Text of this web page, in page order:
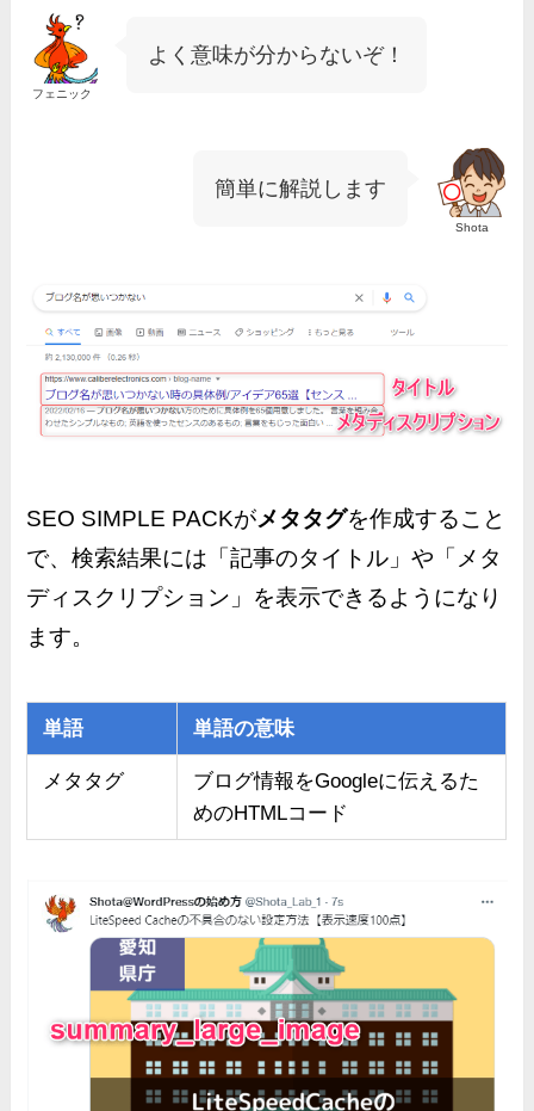
フェニック
よく意味が分からないぞ！
Shota
簡単に解説します
SEO SIMPLE PACKがメタタグを作成すること
で、検索結果には「記事のタイトル」や「メタ
ディスクリプション」を表示できるようになり
ます。
単語 単語の意味
メタタグ
ブログ情報をGoogleに伝えるた
めのHTMLコード